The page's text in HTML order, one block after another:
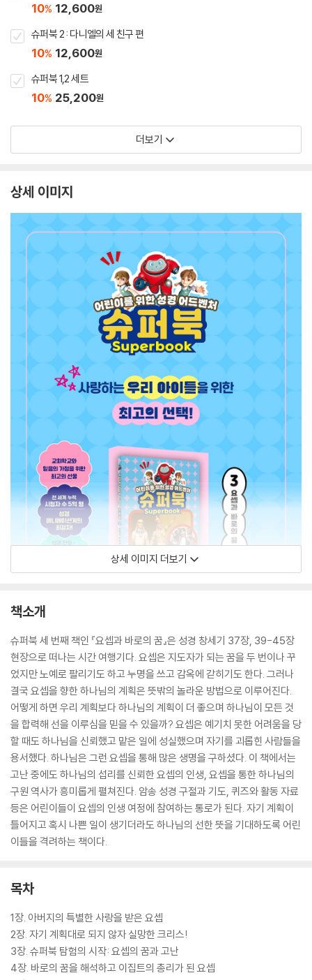
10% 12,600원
슈퍼북 2 : 다니엘의 세 친구 편
10% 12,600원
슈퍼북 1,2 세트
10% 25,200원
더보기
상세 이미지
상세 이미지 더보기
책소개
슈퍼북 세 번째 책인 『요셉과 바로의 꿈』은 성경 창세기 37장, 39-45장
현장으로 떠나는 시간 여행기다. 요셉은 지도자가 되는 꿈을 두 번이나 꾸
었지만 노예로 팔리기도 하고 누명을 쓰고 감옥에 갇히기도 한다. 그러나
결국 요셉을 향한 하나님의 계획은 뜻밖의 놀라운 방법으로 이루어진다.
어떻게 하면 우리 계획보다 하나님의 계획이 더 좋으며 하나님이 모든 것
을 합력해 선을 이루심을 믿을 수 있을까? 요셉은 예기치 못한 어려움을 당
할 때도 하나님을 신뢰했고 맡은 일에 성실했으며 자기를 괴롭힌 사람들을
용서했다. 하나님은 그런 요셉을 통해 많은 생명을 구하셨다. 이 책에서는
고난 중에도 하나님의 섭리를 신뢰한 요셉의 인생, 요셉을 통한 하나님의
구원 역사가 흥미롭게 펼쳐진다. 암송 성경 구절과 기도, 퀴즈와 활동 자료
등은 어린이들이 요셉의 인생 여정에 참여하는 통로가 된다. 자기 계획이
틀어지고 혹시 나쁜 일이 생기더라도 하나님의 선한 뜻을 기대하도록 어린
이들을 격려하는 책이다.
목차
1장. 아버지의 특별한 사랑을 받은 요셉
2장. 자기 계획대로 되지 않자 실망한 크리스!
3장. 슈퍼북 탐험의 시작: 요셉의 꿈과 고난
4장. 바로의 꿈을 해석하고 이집트의 총리가 된 요셉